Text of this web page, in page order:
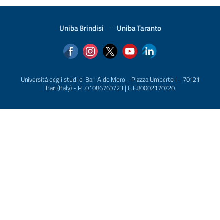
Uniba Brindisi · Uniba Taranto
Università degli studi di Bari Aldo Moro - Piazza Umberto I - 70121
Bari (Italy) - P.I.01086760723 | C.F.80002170720